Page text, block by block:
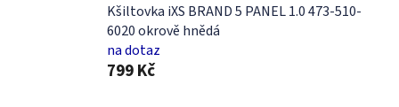
Kšiltovka iXS BRAND 5 PANEL 1.0 473-510-
6020 okrově hnědá
na dotaz
799 Kč